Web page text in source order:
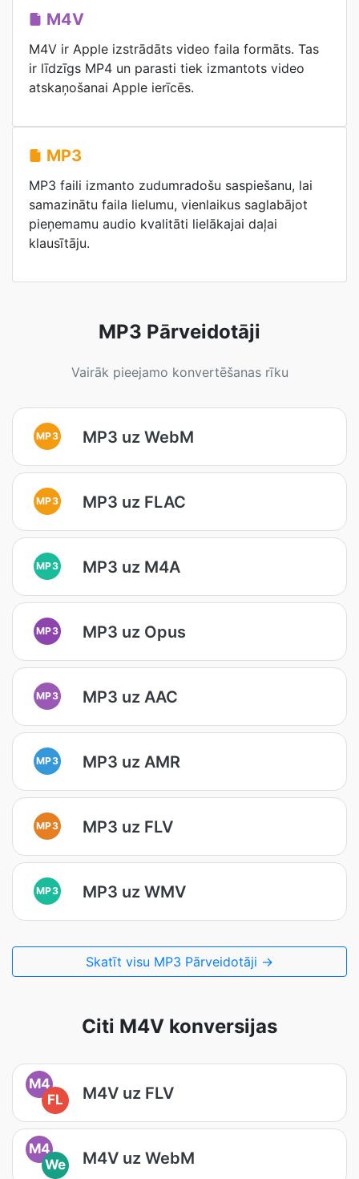
M4V
M4V ir Apple izstrādāts video faila formāts. Tas
ir līdzīgs MP4 un parasti tiek izmantots video
atskaņošanai Apple ierīcēs.
MP3
MP3 faili izmanto zudumradošu saspiešanu, lai
samazinātu faila lielumu, vienlaikus saglabājot
pieņemamu audio kvalitāti lielākajai daļai
klausītāju.
MP3 Pārveidotāji
Vairāk pieejamo konvertēšanas rīku
MP3 MP3 uz WebM
MP3 MP3 uz FLAC
MP3 MP3 uz M4A
MP3 MP3 uz Opus
MP3 MP3 uz AAC
MP3 MP3 uz AMR
MP3 MP3 uz FLV
MP3 MP3 uz WMV
Skatīt visu MP3 Pārveidotāji →
Citi M4V konversijas
M4
FL
M4V uz FLV
M4
We
M4V uz WebM